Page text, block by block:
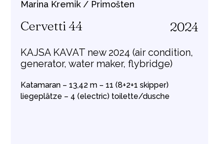
Marina Kremik / Primošten
Cervetti 44 2024
KAJSA KAVAT new 2024 (air condition,
generator, water maker, flybridge)
Katamaran – 13,42 m – 11 (8+2+1 skipper)
liegeplätze – 4 (electric) toilette/dusche